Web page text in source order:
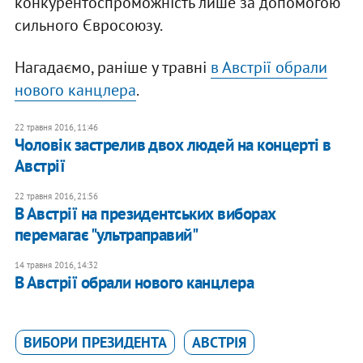
сильного Євросоюзу.
Нагадаємо, раніше у травні в Австрії обрали
нового канцлера.
22 травня 2016, 11:46
Чоловік застрелив двох людей на концерті в
Австрії
22 травня 2016, 21:56
В Австрії на президентських виборах
перемагає "ультраправий"
14 травня 2016, 14:32
В Австрії обрали нового канцлера
ВИБОРИ ПРЕЗИДЕНТА АВСТРІЯ